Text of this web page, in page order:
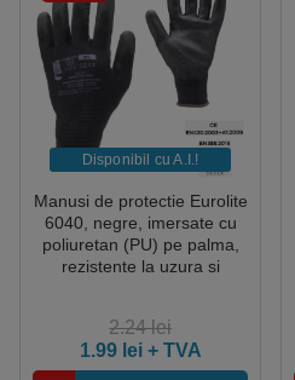
Disponibil cu A.I.​!
Manusi de protectie Eurolite
6040, negre, imersate cu
poliuretan (PU) pe palma,
rezistente la uzura si
manipular si macanica
2.24lei
1.99 lei+ TVA